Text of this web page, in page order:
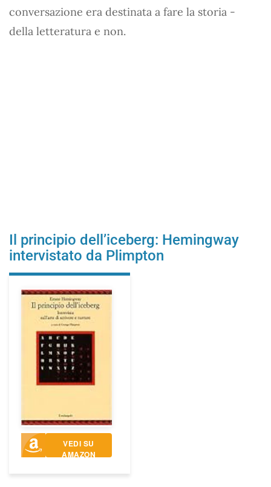
conversazione era destinata a fare la storia -
della letteratura e non.
Il principio dell’iceberg: Hemingway
intervistato da Plimpton
VEDI SU
AMAZON